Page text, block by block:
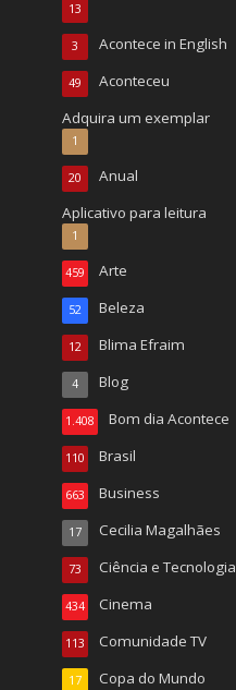
13
Acontece in English
3
Aconteceu
49
Adquira um exemplar
1
Anual
20
Aplicativo para leitura
1
Arte
459
Beleza
52
Blima Efraim
12
Blog
4
Bom dia Acontece
1.408
Brasil
110
Business
663
Cecilia Magalhães
17
Ciência e Tecnologia
73
Cinema
434
Comunidade TV
113
Copa do Mundo
17